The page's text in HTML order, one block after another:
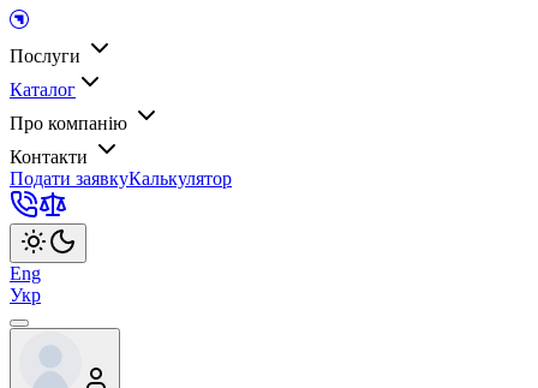
Послуги
Каталог
Про компанію
Контакти
Подати заявкуКалькулятор
Eng
Укр